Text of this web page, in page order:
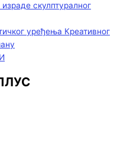
скулптуралног
уређења Креативног